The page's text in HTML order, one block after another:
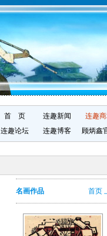
首 页 连趣新闻
连趣
连趣论坛
连趣博客 顾炳鑫
名画作品 首页